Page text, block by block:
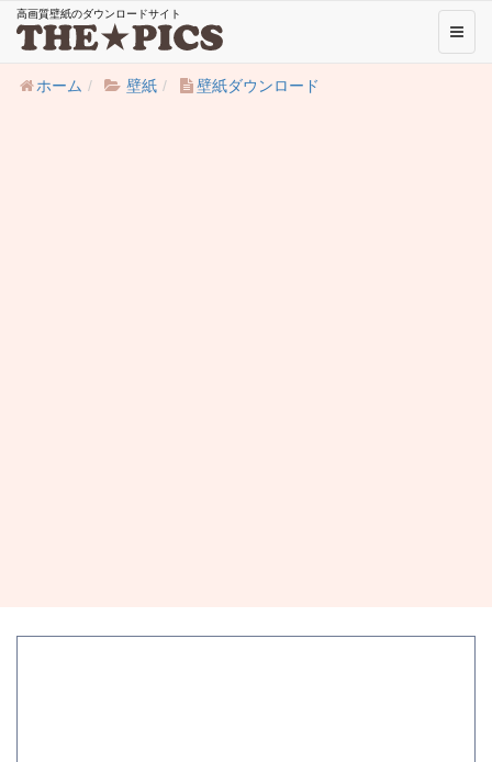
高画質壁紙のダウンロードサイト
ホーム
壁紙 壁紙ダウンロード